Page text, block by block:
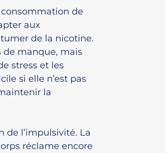
de
aux
de la nicotine.
de manque, mais
stress et les
si elle n’est pas
la
de l’impulsivité. La
réclame encore